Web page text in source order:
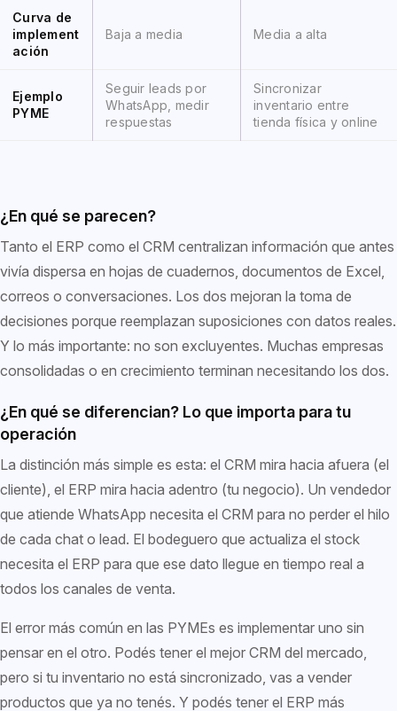
Curva de
implement
ación
Baja a media Media a alta
Ejemplo
PYME
Seguir leads por
WhatsApp, medir
respuestas
Sincronizar
inventario entre
tienda física y online
¿En qué se parecen?
Tanto el ERP como el CRM centralizan información que antes
vivía dispersa en hojas de cuadernos, documentos de Excel,
correos o conversaciones. Los dos mejoran la toma de
decisiones porque reemplazan suposiciones con datos reales.
Y lo más importante: no son excluyentes. Muchas empresas
consolidadas o en crecimiento terminan necesitando los dos.
¿En qué se diferencian? Lo que importa para tu
operación
La distinción más simple es esta: el CRM mira hacia afuera (el
cliente), el ERP mira hacia adentro (tu negocio). Un vendedor
que atiende WhatsApp necesita el CRM para no perder el hilo
de cada chat o lead. El bodeguero que actualiza el stock
necesita el ERP para que ese dato llegue en tiempo real a
todos los canales de venta.
El error más común en las PYMEs es implementar uno sin
pensar en el otro. Podés tener el mejor CRM del mercado,
pero si tu inventario no está sincronizado, vas a vender
productos que ya no tenés. Y podés tener el ERP más